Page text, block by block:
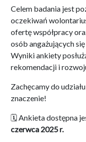
Celem badania jest
oczekiwań
ofertę współpracy
osób angażujących
Wyniki ankiety
rekomendacji i
Zachęcamy do
znaczenie!
🗓 Ankieta dostępna
czerwca 2025 r.